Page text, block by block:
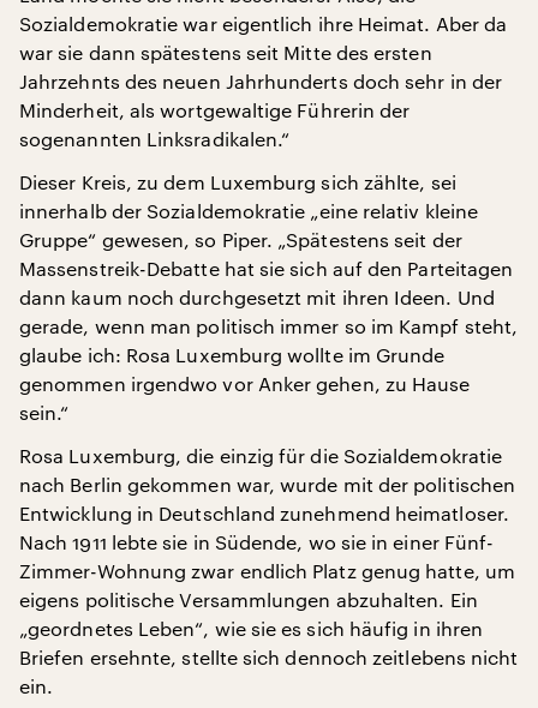
Sozialdemokratie war eigentlich ihre Heimat. Aber da
war sie dann spätestens seit Mitte des ersten
Jahrzehnts des neuen Jahrhunderts doch sehr in der
Minderheit, als wortgewaltige Führerin der
sogenannten Linksradikalen.“
Dieser Kreis, zu dem Luxemburg sich zählte, sei
innerhalb der Sozialdemokratie „eine relativ kleine
Gruppe“ gewesen, so Piper. „Spätestens seit der
Massenstreik-Debatte hat sie sich auf den Parteitagen
dann kaum noch durchgesetzt mit ihren Ideen. Und
gerade, wenn man politisch immer so im Kampf steht,
glaube ich: Rosa Luxemburg wollte im Grunde
genommen irgendwo vor Anker gehen, zu Hause
sein.“
Rosa Luxemburg, die einzig für die Sozialdemokratie
nach Berlin gekommen war, wurde mit der politischen
Entwicklung in Deutschland zunehmend heimatloser.
Nach 1911 lebte sie in Südende, wo sie in einer Fünf-
Zimmer-Wohnung zwar endlich Platz genug hatte, um
eigens politische Versammlungen abzuhalten. Ein
„geordnetes Leben“, wie sie es sich häufig in ihren
Briefen ersehnte, stellte sich dennoch zeitlebens nicht
ein.